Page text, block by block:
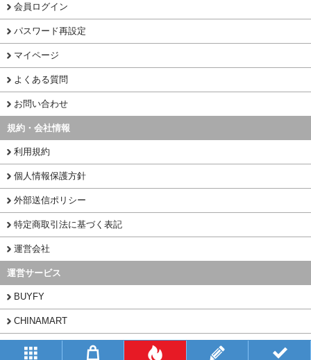
会員ログイン
パスワード再設定
マイページ
よくある質問
お問い合わせ
規約・会社情報
利用規約
個人情報保護方針
外部送信ポリシー
特定商取引法に基づく表記
運営会社
運営サービス
BUYFY
CHINAMART
1PORT